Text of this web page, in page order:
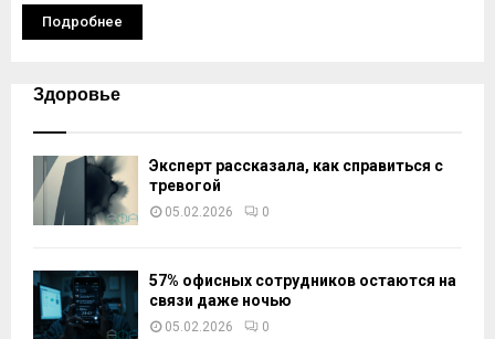
Подробнее
Здоровье
Эксперт рассказала, как справиться с
тревогой
05.02.2026 0
57% офисных сотрудников остаются на
связи даже ночью
05.02.2026 0